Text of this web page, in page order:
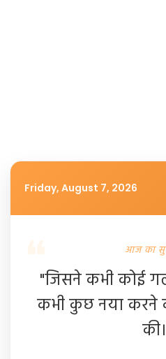
Friday, August 7, 2026
आज का
"जिसने कभी कोई
कभी कुछ नया करने